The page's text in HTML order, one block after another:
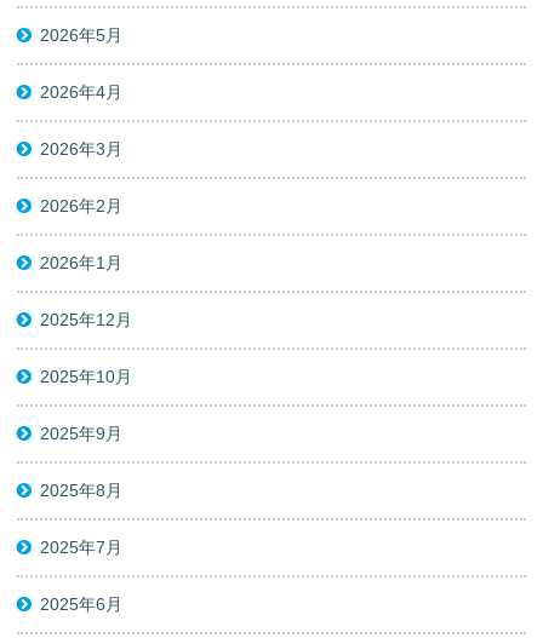
2026年5月
2026年4月
2026年3月
2026年2月
2026年1月
2025年12月
2025年10月
2025年9月
2025年8月
2025年7月
2025年6月